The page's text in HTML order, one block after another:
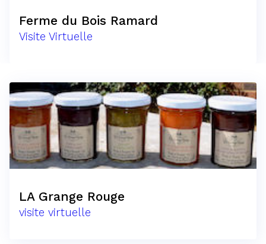
Ferme du Bois Ramard
Visite Virtuelle
LA Grange Rouge
visite virtuelle